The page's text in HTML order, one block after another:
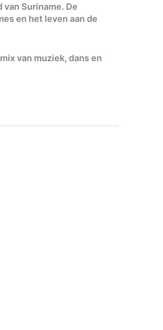
Suriname. De
en het leven aan de
van muziek, dans en